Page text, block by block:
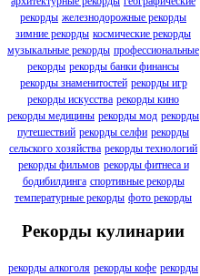
рекорды железнодорожные рекорды
зимние рекорды космические рекорды
музыкальные рекорды профессиональные
рекорды рекорды банки финансы
рекорды знаменитостей рекорды игр
рекорды искусства рекорды кино
рекорды медицины рекорды мод рекорды
путешествий рекорды селфи рекорды
сельского хозяйства рекорды технологий
рекорды фильмов рекорды фитнеса и
бодибилдинга спортивные рекорды
температурные рекорды фото рекорды
Рекорды кулинарии
рекорды алкоголя рекорды кофе рекорды